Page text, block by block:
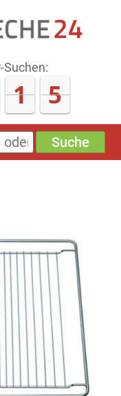
Suchen:
1 5
Suche